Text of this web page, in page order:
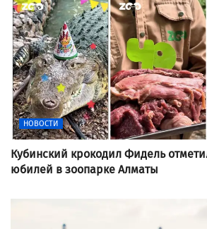
НОВОСТИ
Кубинский крокодил Фидель
юбилей в зоопарке Алматы